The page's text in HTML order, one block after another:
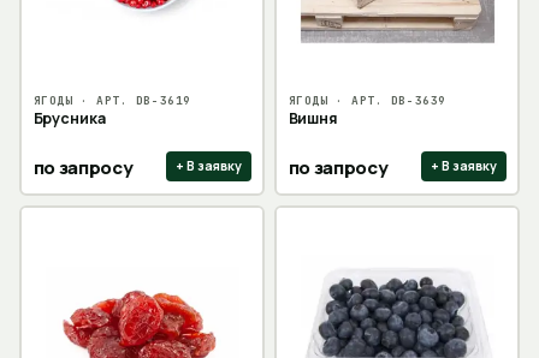
ЯГОДЫ · АРТ. DB-3619
Брусника
по запросу + В заявку
ЯГОДЫ · АРТ. DB-3639
Вишня
по запросу + В заявку